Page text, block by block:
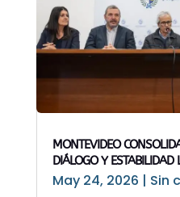
MONTEVIDEO
DIÁLOGO Y ESTABILIDAD
May 24, 2026 | Sin